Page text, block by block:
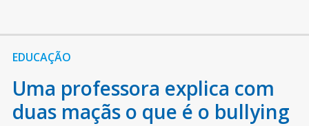
EDUCAÇÃO
Uma professora explica com
duas maçãs o que é o bullying